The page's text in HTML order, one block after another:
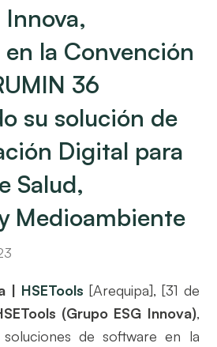
Innova,
la Convención
36
su solución de
Digital para
Salud,
Medioambiente
| HSETools [Arequipa], [31 de
(Grupo ESG Innova),
de software en la